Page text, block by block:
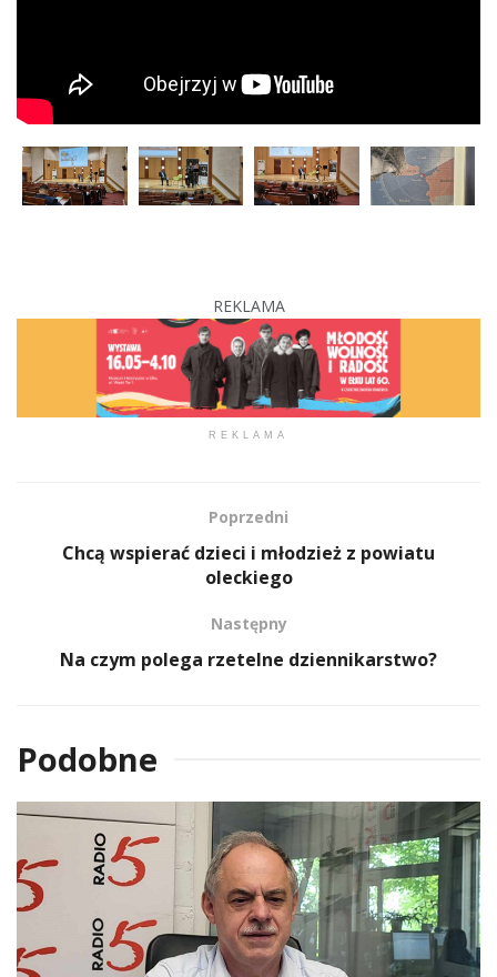
REKLAMA
REKLAMA
Poprzedni
Chcą wspierać dzieci i młodzież z powiatu
oleckiego
Następny
Na czym polega rzetelne dziennikarstwo?
Podobne